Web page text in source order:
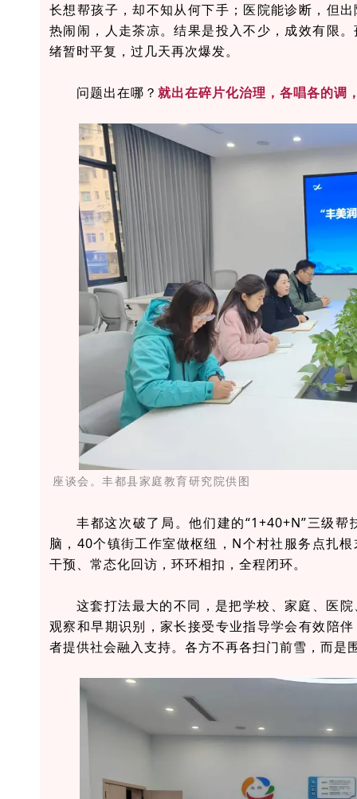
长想帮孩子，却不知从何下手；医院能诊断，但
热闹闹，人走茶凉。结果是投入不少，成效有限
绪暂时平复，过几天再次爆发。
问题出在哪？ 就出在碎片化治理，各唱各的调
座谈会。丰都县家庭教育研究院供图
丰都这次破了局。他们建的“1+40+N”三级
脑，40个镇街工作室做枢纽，N个村社服务点扎
干预、常态化回访，环环相扣，全程闭环。
这套打法最大的不同，是把学校、家庭、医
观察和早期识别，家长接受专业指导学会有效陪
者提供社会融入支持。各方不再各扫门前雪，而是